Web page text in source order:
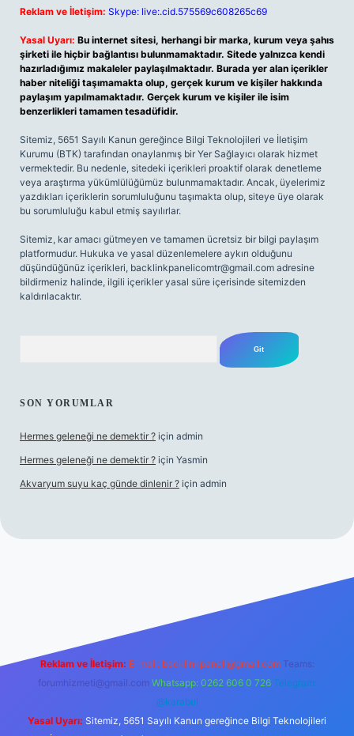
Reklam ve İletişim: Skype: live:.cid.575569c608265c69
Yasal Uyarı: Bu internet sitesi, herhangi bir marka, kurum veya şahıs
şirketi ile hiçbir bağlantısı bulunmamaktadır. Sitede yalnızca kendi
hazırladığımız makaleler paylaşılmaktadır. Burada yer alan içerikler
haber niteliği taşımamakta olup, gerçek kurum ve kişiler hakkında
paylaşım yapılmamaktadır. Gerçek kurum ve kişiler ile isim
benzerlikleri tamamen tesadüfidir.
Sitemiz, 5651 Sayılı Kanun gereğince Bilgi Teknolojileri ve İletişim
Kurumu (BTK) tarafından onaylanmış bir Yer Sağlayıcı olarak hizmet
vermektedir. Bu nedenle, sitedeki içerikleri proaktif olarak denetleme
veya araştırma yükümlülüğümüz bulunmamaktadır. Ancak, üyelerimiz
yazdıkları içeriklerin sorumluluğunu taşımakta olup, siteye üye olarak
bu sorumluluğu kabul etmiş sayılırlar.
Sitemiz, kar amacı gütmeyen ve tamamen ücretsiz bir bilgi paylaşım
platformudur. Hukuka ve yasal düzenlemelere aykırı olduğunu
düşündüğünüz içerikleri, backlinkpanelicomtr@gmail.com adresine
bildirmeniz halinde, ilgili içerikler yasal süre içerisinde sitemizden
kaldırılacaktır.
SON YORUMLAR
Hermes geleneği ne demektir ? için admin
Hermes geleneği ne demektir ? için Yasmin
Akvaryum suyu kaç günde dinlenir ? için admin
Reklam ve İletişim: E-mail: backlinkpaneli@gmail.com Teams:
forumhizmeti@gmail.com Whatsapp: 0262 606 0 726 Telegram:
@karabul
Yasal Uyarı: Sitemiz, 5651 Sayılı Kanun gereğince Bilgi Teknolojileri